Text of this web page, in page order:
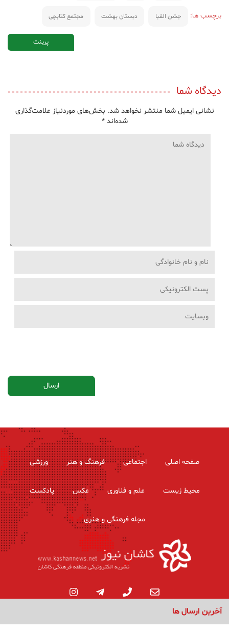
برچسب ها: جشن الفبا دبستان بهشت مجتمع کتابچی
پرینت
دیدگاه شما
نشانی ایمیل شما منتشر نخواهد شد. بخش‌های موردنیاز علامت‌گذاری
شده‌اند*
آخرین ارسال ها
صفحه اصلی اجتماعی فرهنگ و هنر ورزشی
محیط زیست علم و فناوری عکس پادکست
مجله فرهنگی و هنری